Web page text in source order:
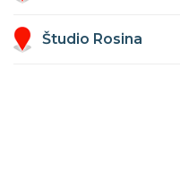
Študio Rosina